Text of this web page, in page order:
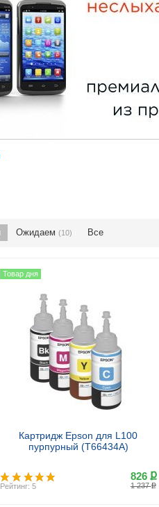
Ожидаем (10) Все
Товар дня
Картридж Epson для L100
пурпурный (T66434A)
Рейтинг: 5
826 ք
1 237ք